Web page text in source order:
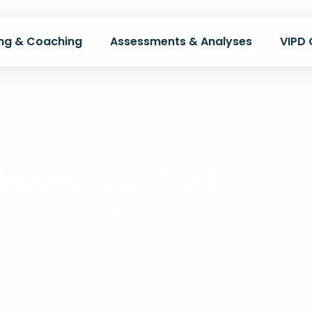
& Coaching Assessments & Analyses VIPD